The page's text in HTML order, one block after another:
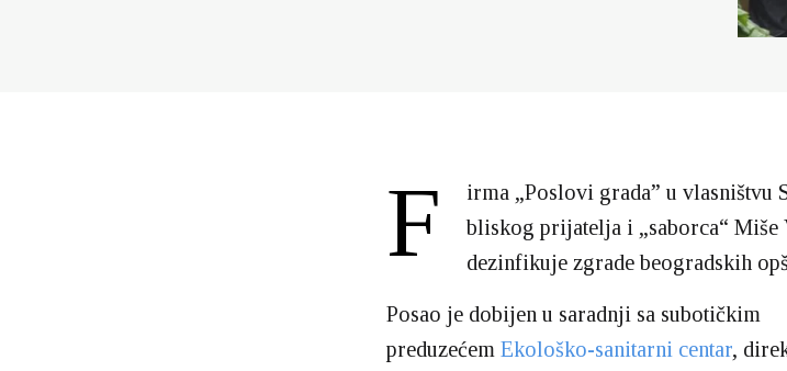
F
irma „Poslovi grada” u vlasništvu
bliskog prijatelja i „saborca“ Miše
dezinfikuje zgrade beogradskih
Posao je dobijen u saradnji sa subotičkim
preduzećem Ekološko-sanitarni centar,